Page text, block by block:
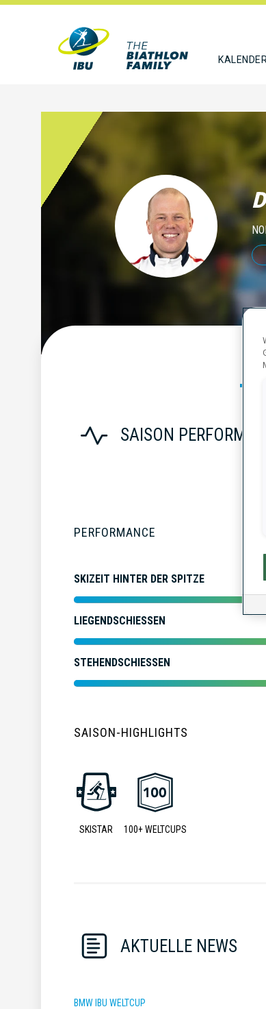
KALENDER
SAISON
PERFORMANCE
SKIZEIT HINTER DER SPITZE
LIEGENDSCHIESSEN
STEHENDSCHIESSEN
SAISON-HIGHLIGHTS
SKISTAR 100+ WELTCUPS
AKTUELLE NEWS
BMW IBU WELTCUP